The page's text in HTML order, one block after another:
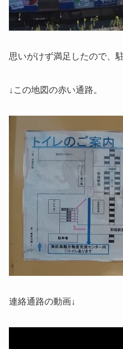
思いがけず満足したので、
↓この地図の赤い通路。
連絡通路の動画↓